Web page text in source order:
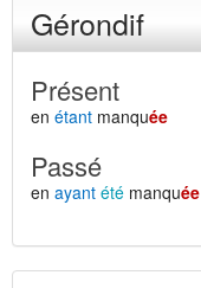
Gérondif
Présent
en étant manquée
Passé
en ayant été manquée